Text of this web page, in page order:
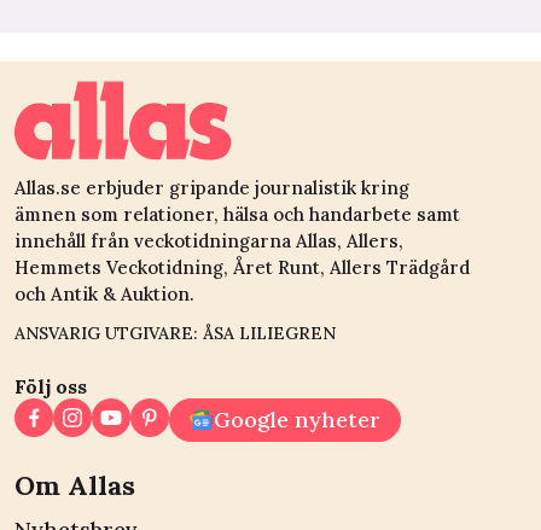
Allas.se erbjuder gripande journalistik kring
ämnen som relationer, hälsa och handarbete samt
innehåll från veckotidningarna Allas, Allers,
Hemmets Veckotidning, Året Runt, Allers Trädgård
och Antik & Auktion.
ANSVARIG UTGIVARE: ÅSA LILIEGREN
Följ oss
Google nyheter
Om Allas